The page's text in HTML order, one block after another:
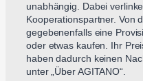
unabhängig. Dabei
Kooperationspartner. Von
gegebenenfalls eine
oder etwas kaufen. Ihr
haben dadurch keinen
unter „Über AGITANO“.